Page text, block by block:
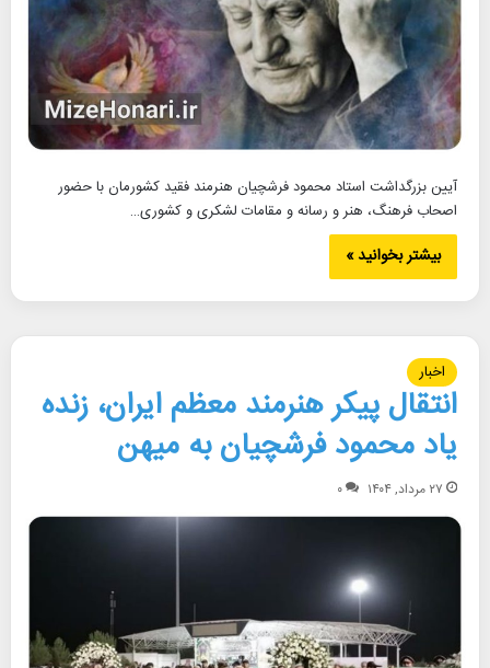
آیین بزرگداشت استاد محمود فرشچیان هنرمند فقید کشورمان با حضور
اصحاب فرهنگ، هنر و رسانه و مقامات لشکری و کشوری…
بیشتر بخوانید »
اخبار
انتقال پیکر هنرمند معظم ایران، زنده
یاد محمود فرشچیان به میهن
۲۷ مرداد, ۱۴۰۴ ۰